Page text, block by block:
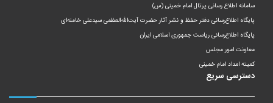
سامانه اطلاع رسانی پرتال امام خمینی (س)
پایگاه اطلاع‌رسانی دفتر حفظ و نشر آثار حضرت آیت‌الله‌العظمی سیدعلی خامنه‌ای
پایگاه اطلاع‌رسانی ریاست‌ جمهوری اسلامی ایران
معاونت امور مجلس
کمیته امداد امام خمینی
دسترسی سریع